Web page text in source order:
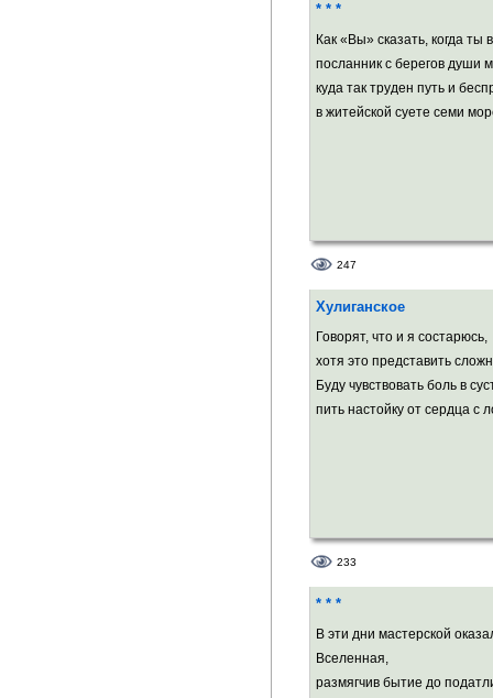
Параллельно с
творчеством.
(Россия),
Член
(ОРЛФ).
Член
(МАПП)
музыкантов,
Лауреат
(проза),
2014» (поэзия),
* * *
Как «Вы» сказать, когда ты
посланник с берегов души
куда так труден путь и
в житейской суете семи
247
Хулиганское
Говорят, что и я состарюсь,
хотя это представить
Буду чувствовать боль в
пить настойку от сердца с
233
* * *
В эти дни мастерской
Вселенная,
размягчив бытие до